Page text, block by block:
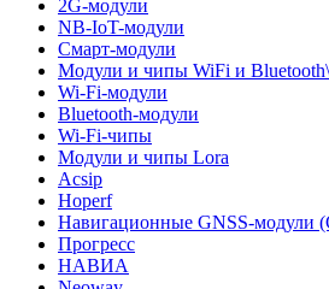
2G-модули
NB-IoT-модули
Смарт-модули
Модули и чипы WiFi и
Wi-Fi-модули
Bluetooth-модули
Wi-Fi-чипы
Модули и чипы Lora
Acsip
Hoperf
Навигационные GNSS-
Прогресс
НАВИА